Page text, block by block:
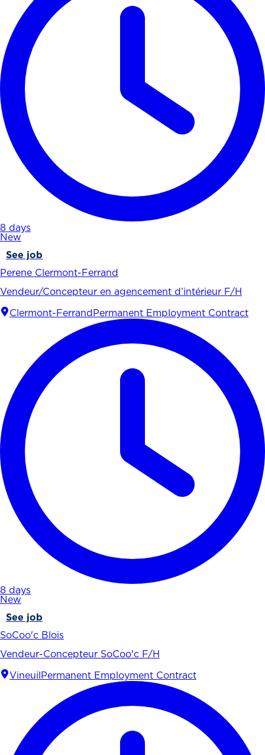
8 days
New
See job
Perene Clermont-Ferrand
Vendeur/Concepteur en agencement d’intérieur F/H
Clermont-Ferrand Permanent Employment Contract
8 days
New
See job
SoCoo'c Blois
Vendeur-Concepteur SoCoo'c F/H
Vineuil Permanent Employment Contract